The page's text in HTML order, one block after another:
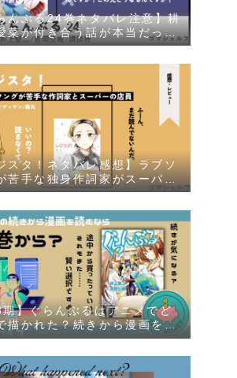
んぶる24巻ネタバレ注意】耕
菜が付き合う話が本当だった
いて描かれる
スタ！ネタバレ感想】ラブソ
苦手な独身作詞家がスーパー
に一目惚れする漫画
】ぐらんぶるはアニメでど
描かれた？続きから漫画を読
何巻からなのかを解説しま